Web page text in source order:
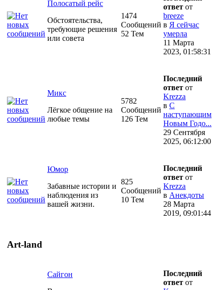
Полосатый рейс
Обстоятельства,
требующие решения
или совета
1474
Сообщений
52 Тем
ответ от
breeze
в Я сейчас
умерла
11 Марта
2023, 01:58:31
Микс
Лёгкое общение на
любые темы
5782
Сообщений
126 Тем
Последний
ответ от
Krezza
в С
наступающим
Новым Годо...
29 Сентября
2025, 06:12:00
Юмор
Забавные истории и
наблюдения из
вашей жизни.
825
Сообщений
10 Тем
Последний
ответ от
Krezza
в Анекдоты
28 Марта
2019, 09:01:44
Art-land
Сайгон
Последний
ответ от